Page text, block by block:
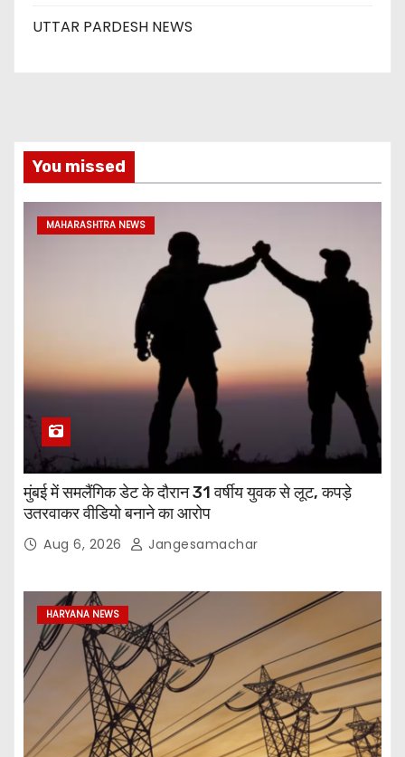
UTTAR PARDESH NEWS
You missed
MAHARASHTRA NEWS
मुंबई में समलैंगिक डेट के दौरान 31 वर्षीय युवक से लूट, कपड़े
उतरवाकर वीडियो बनाने का आरोप
Aug 6, 2026 Jangesamachar
HARYANA NEWS